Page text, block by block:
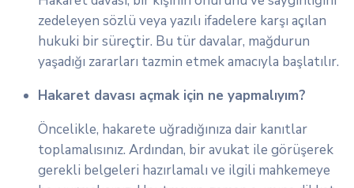
zedeleyen sözlü veya yazılı ifadelere karşı açılan
hukuki bir süreçtir. Bu tür davalar, mağdurun
yaşadığı zararları tazmin etmek amacıyla başlatılır.
Hakaret davası açmak için ne yapmalıyım?
Öncelikle, hakarete uğradığınıza dair kanıtlar
toplamalısınız. Ardından, bir avukat ile görüşerek
gerekli belgeleri hazırlamalı ve ilgili mahkemeye